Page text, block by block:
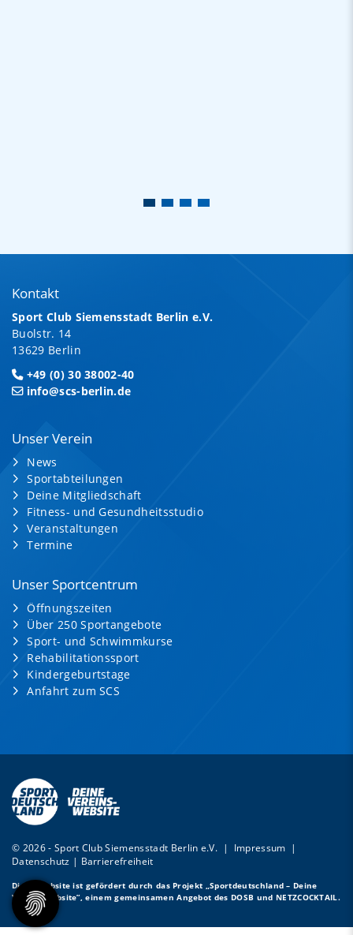
Kontakt
Sport Club Siemensstadt Berlin e.V.
Buolstr. 14
13629 Berlin
+49 (0) 30 38002-40
info@scs-berlin.de
Unser Verein
News
Sportabteilungen
Deine Mitgliedschaft
Fitness- und Gesundheitsstudio
Veranstaltungen
Termine
Unser Sportcentrum
Öffnungszeiten
Über 250 Sportangebote
Sport- und Schwimmkurse
Rehabilitationssport
Kindergeburtstage
Anfahrt zum SCS
© 2026 - Sport Club Siemensstadt Berlin e.V. | Impressum |
Datenschutz | Barrierefreiheit
Diese Website ist gefördert durch das Projekt „Sportdeutschland – Deine
Vereinswebsite”, einem gemeinsamen Angebot des DOSB und NETZCOCKTAIL.